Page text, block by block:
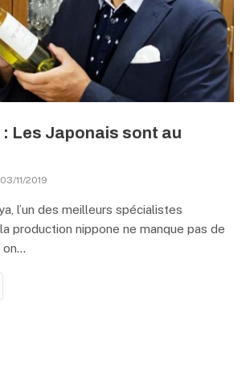
Les Japonais sont au
03/11/2019
l’un des meilleurs spécialistes
production nippone ne manque pas de
on…